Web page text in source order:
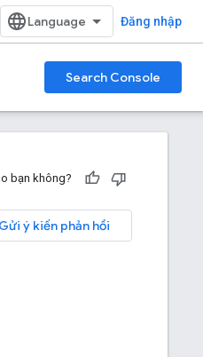
Đăng nhập
Search Console
bạn không?
Gửi ý kiến phản hồi